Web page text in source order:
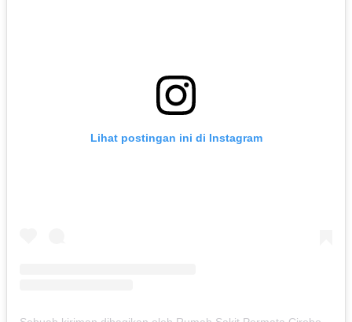
Lihat postingan ini di Instagram